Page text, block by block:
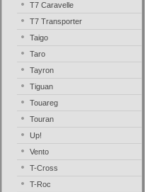
T7 Caravelle
T7 Transporter
Taigo
Taro
Tayron
Tiguan
Touareg
Touran
Up!
Vento
T-Cross
T-Roc